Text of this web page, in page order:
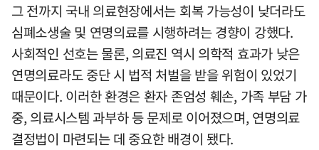
그 전까지 국내 의료현장에서는 회복 가능성이 낮더라도
심폐소생술 및 연명의료를 시행하려는 경향이 강했다.
사회적인 선호는 물론, 의료진 역시 의학적 효과가 낮은
연명의료라도 중단 시 법적 처벌을 받을 위험이 있었기
때문이다. 이러한 환경은 환자 존엄성 훼손, 가족 부담 가
중, 의료시스템 과부하 등 문제로 이어졌으며, 연명의료
결정법이 마련되는 데 중요한 배경이 됐다.